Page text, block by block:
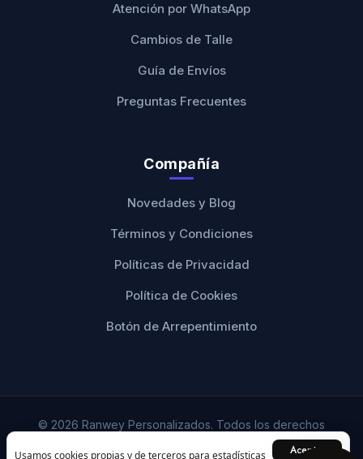
Usamos cookies propias y de terceros para estadísticas Aceptar
Atención por WhatsApp
Cambios de Talle
Guía de Envíos
Preguntas Frecuentes
Compañía
Novedades y Blog
Términos y Condiciones
Políticas de Privacidad
Política de Cookies
Botón de Arrepentimiento
© 2026 Ranwey Personalizados. Todos los derechos